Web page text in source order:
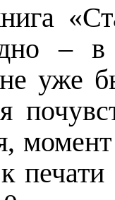
– в
уже